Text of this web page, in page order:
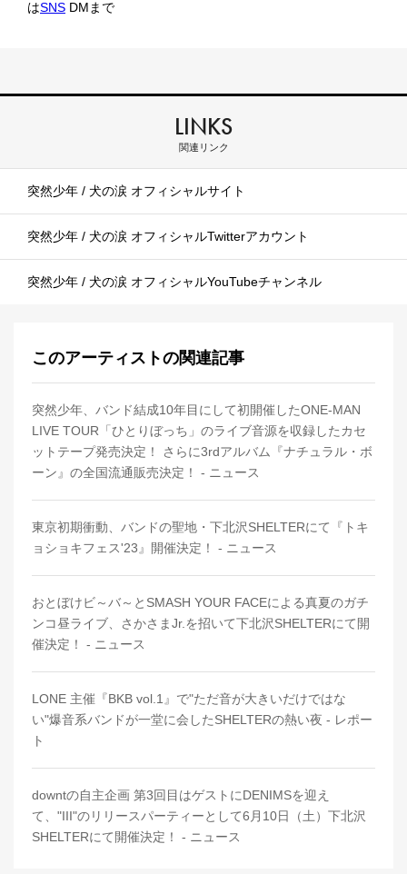
はSNS DMまで
LINKS
関連リンク
突然少年 / 犬の涙 オフィシャルサイト
突然少年 / 犬の涙 オフィシャルTwitterアカウント
突然少年 / 犬の涙 オフィシャルYouTubeチャンネル
このアーティストの関連記事
突然少年、バンド結成10年目にして初開催したONE-MAN
LIVE TOUR「ひとりぼっち」のライブ音源を収録したカセ
ットテープ発売決定！ さらに3rdアルバム『ナチュラル・ボ
ーン』の全国流通販売決定！ - ニュース
東京初期衝動、バンドの聖地・下北沢SHELTERにて『トキ
ョショキフェス'23』開催決定！ - ニュース
おとぼけビ～バ～とSMASH YOUR FACEによる真夏のガチ
ンコ昼ライブ、さかさまJr.を招いて下北沢SHELTERにて開
催決定！ - ニュース
LONE 主催『BKB vol.1』で"ただ音が大きいだけではな
い"爆音系バンドが一堂に会したSHELTERの熱い夜 - レポー
ト
downtの自主企画 第3回目はゲストにDENIMSを迎え
て、"III"のリリースパーティーとして6月10日（土）下北沢
SHELTERにて開催決定！ - ニュース